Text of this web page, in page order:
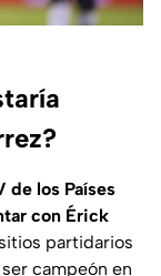
de los Países
con Érick
partidarios
campeón en